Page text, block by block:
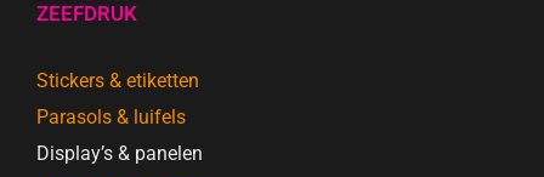
ZEEFDRUK
Stickers & etiketten
Parasols & luifels
Display’s & panelen